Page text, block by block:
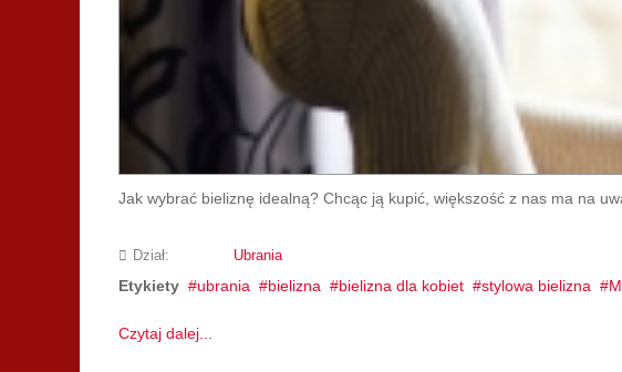
Jak wybrać bieliznę idealną? Chcąc ją kupić, większość z nas ma na
Dział: Ubrania
Etykiety ubrania bielizna bielizna dla kobiet stylowa bielizna
Czytaj dalej...